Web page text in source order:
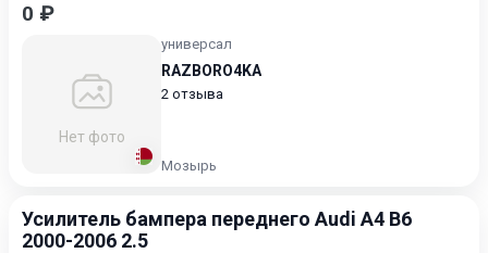
0 ₽
Нет фото
универсал
RAZBORO4KA
2 отзыва
Мозырь
Усилитель бампера переднего Audi A4 B6
2000-2006 2.5